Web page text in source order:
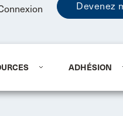
Devenez
ADHÉSION